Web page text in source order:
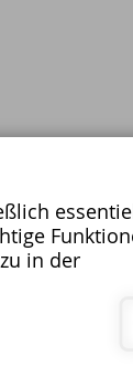
in der